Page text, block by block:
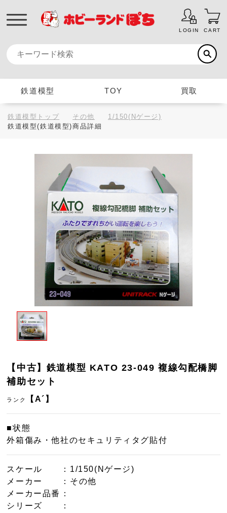
LOGIN CART
鉄道模型 TOY 買取
鉄道模型トップ その他
1/150(Nゲージ)
鉄道模型(鉄道模型)商品詳細
【中古】鉄道模型 KATO 23-049 複線勾配橋脚
補助セット
ランク 【A´】
■状態
外箱傷み・他社のセキュリティタグ貼付
スケール
：1/150(Nゲージ)
メーカー
：その他
メーカー品番
：
シリーズ
：